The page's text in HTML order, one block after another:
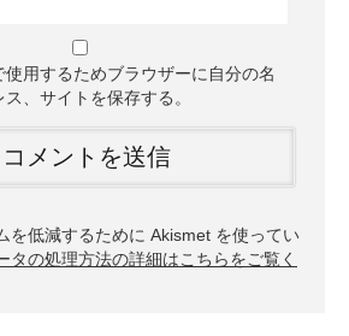
使用するためブラウザーに自分の名
、サイトを保存する。
を低減するために Akismet を使ってい
タの処理方法の詳細はこちらをご覧く